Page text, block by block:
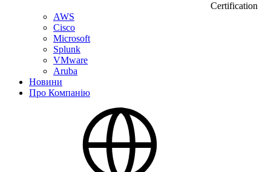
Certification
AWS
Cisco
Microsoft
Splunk
VMware
Aruba
Новини
Про Компанію